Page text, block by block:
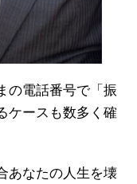
の電話番号で「振
ケースも数多く確
あなたの人生を壊